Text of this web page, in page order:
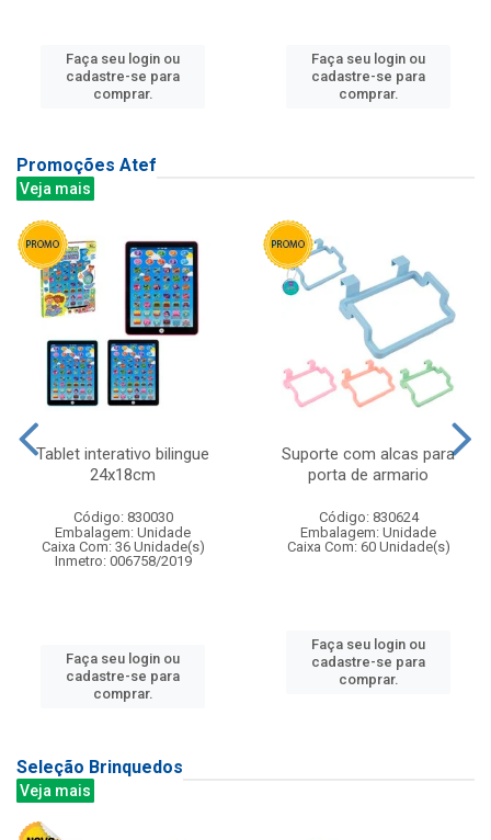
Faça seu login ou
cadastre-se para
comprar.
Faça seu login ou
cadastre-se para
comprar.
Promoções Atef
Veja mais
Tablet interativo bilingue
24x18cm
Código: 830030
Embalagem: Unidade
Caixa Com: 36 Unidade(s)
Inmetro: 006758/2019
Faça seu login ou
cadastre-se para
comprar.
Suporte com alcas para
porta de armario
Código: 830624
Embalagem: Unidade
Caixa Com: 60 Unidade(s)
Faça seu login ou
cadastre-se para
comprar.
Seleção Brinquedos
Veja mais